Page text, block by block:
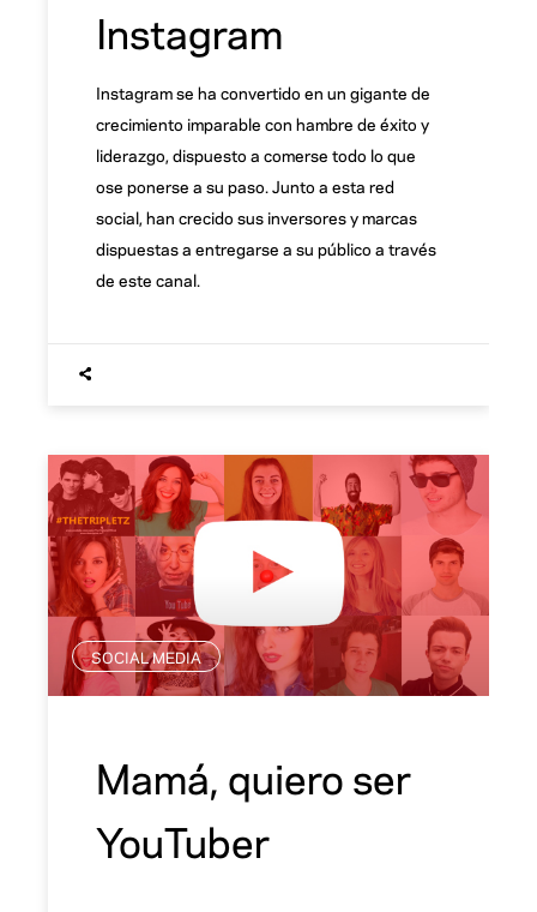
Instagram
Instagram se ha convertido en un gigante de
crecimiento imparable con hambre de éxito y
liderazgo, dispuesto a comerse todo lo que
ose ponerse a su paso. Junto a esta red
social, han crecido sus inversores y marcas
dispuestas a entregarse a su público a través
de este canal.
SOCIAL MEDIA
Mamá, quiero ser
YouTuber